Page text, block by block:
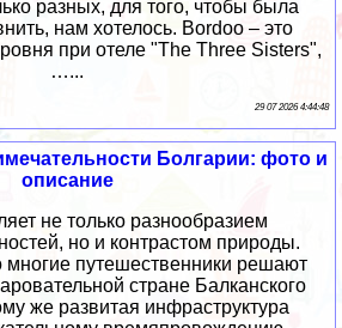
разных, для того, чтобы была
нам хотелось. Bordoo – это
при отеле "The Three Sisters",
…...
29 07 2026 4:44:48
Болгарии: фото и
описание
не только разнообразием
но и контрастом природы.
многие путешественники решают
стране Балканского
же развитая инфраструктура